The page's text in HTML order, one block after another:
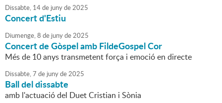
Dissabte, 14de junyde2025
Concert d'Estiu
Diumenge,8 de junyde2025
Concert de Gòspel amb FildeGospel Cor
Més de 10 anys transmetent força i emoció en directe
Dissabte,7 de junyde2025
Ball del dissabte
amb l'actuació del Duet Cristian i Sònia